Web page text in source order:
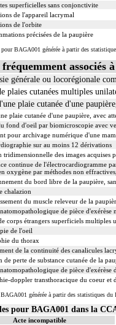
superficielles sans conjonctivite
de l'appareil lacrymal
de l'orbite
précisées de la paupière
BAGA001 générée à partir des
associés
générale ou locorégionale
plaies cutanées multiples
plaie cutanée d'une
plaie cutanée d'une paupière, avec
fond d'oeil par biomicroscopie avec
pour archivage numérique d'une
sur au moins 12 dérivations
tridimensionnelle des images acquises
continue de l'électrocardiogramme
oxygène par méthodes non
du bord libre de la paupière,
chalazion
du muscle releveur de la
de pièce
corps étrangers superficiels multiples
de l'oeil
du thorax
de la continuité des canalicules
de perte de substance cutanée de la
de pièce d'exérèse
doppler transthoracique du coeur et
générée à partir des statistiques du
pour BAGA001 dans la
Acte incompatible